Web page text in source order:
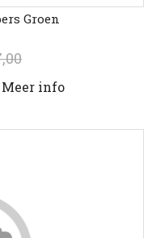
Groen
info